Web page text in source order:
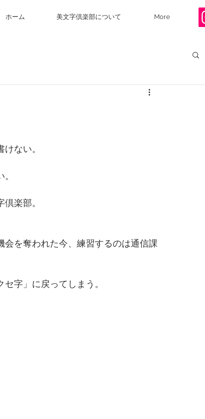
ホーム 美文字倶楽部について More
ない。
楽部。
を奪われた今、練習するのは通信課
字」に戻ってしまう。